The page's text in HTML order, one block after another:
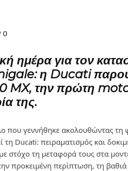
0
ημέρα για τον
η Ducati
MX, την πρώτη
της.
που γεννήθηκε ακολουθώντας τη
τη Ducati: πειραματισμός και
στόχο τη μεταφορά τους στα
προκειμένη περίπτωση, τη